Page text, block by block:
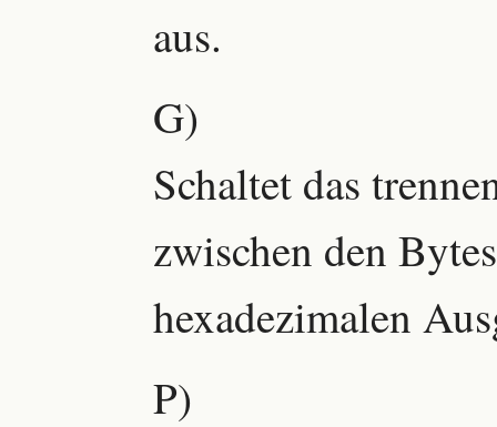
aus.
G)
Schaltet das
zwischen den
hexadezimalen
P)